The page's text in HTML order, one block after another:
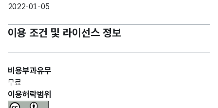
2022-01-05
이용 조건 및 라이선스 정보
비용부과유무
무료
이용허락범위